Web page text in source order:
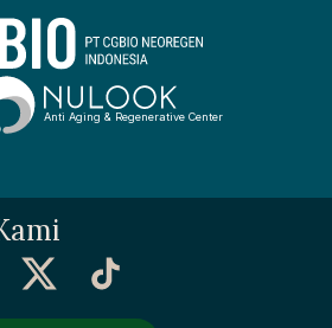
Anti Aging & Regenerative Center